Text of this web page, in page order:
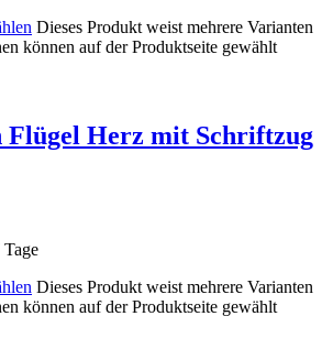
Dieses Produkt weist mehrere Varianten
können auf der Produktseite gewählt
Flügel Herz mit Schriftzug
Tage
Dieses Produkt weist mehrere Varianten
können auf der Produktseite gewählt